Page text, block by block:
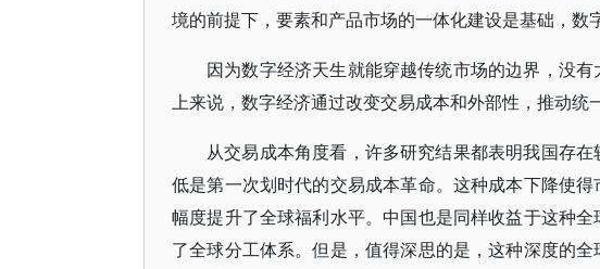
境的前提下，要素和产品市场的一体化建设是基础，数
因为数字经济天生就能穿越传统市场的边界，没
上来说，数字经济通过改变交易成本和外部性，推动统
从交易成本角度看，许多研究结果都表明我国存
低是第一次划时代的交易成本革命。这种成本下降使
幅度提升了全球福利水平。中国也是同样收益于这种
了全球分工体系。但是，值得深思的是，这种深度的